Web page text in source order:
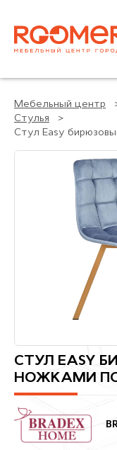
Мебельный центр
Стулья
Стул Easy
СТУЛ EASY
НОЖКАМИ